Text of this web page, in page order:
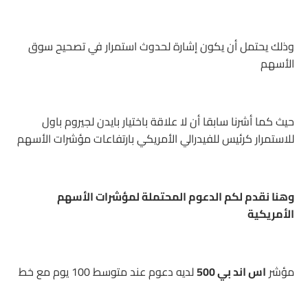
وذلك يحتمل أن يكون إشارة لحدوث استمرار في تصحيح سوق
الأسهم
حيث كما أشرنا سابقا أن لا علاقة باختيار بايدن لجيروم باول
للاستمرار كرئيس للفيدرالي الأمريكي بارتفاعات مؤشرات الأسهم
وهنا نقدم لكم الدعوم المحتملة لمؤشرات الأسهم
الأمريكية
مؤشراس اند بي 500
لديه دعوم عند متوسط 100 يوم مع خط